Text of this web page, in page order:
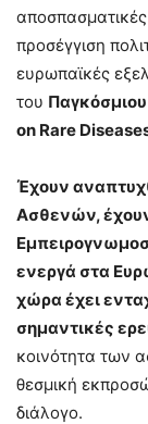
προσέγγιση
ευρωπαϊκές
του
on Rare
Έχουν
Ασθενών,
ενεργά στα
χώρα έχει
σημαντικές
κοινότητα των
θεσμική
διάλογο.